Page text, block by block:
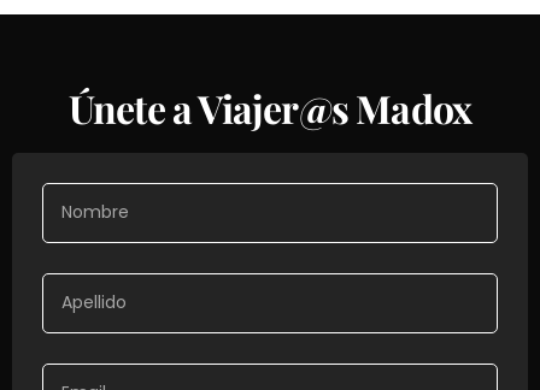
Únete a Viajer@s Madox